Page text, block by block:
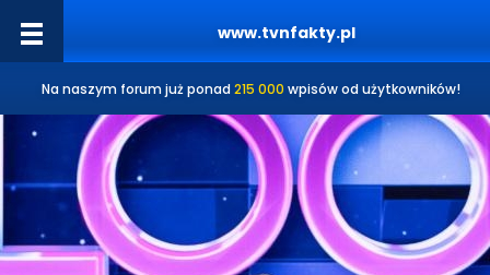
www.tvnfakty.pl
Na naszym forum już ponad 215 000 wpisów od użytkowników!